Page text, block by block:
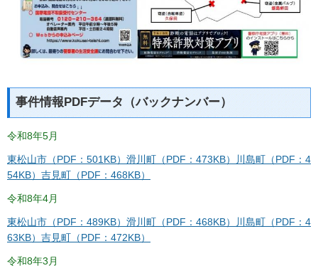
事件情報PDFデータ（バックナンバー）
令和8年5月
東松山市（PDF：501KB） 滑川町（PDF：473KB）
川島町（PDF：4
54KB） 吉見町（PDF：468KB）
令和8年4月
東松山市（PDF：489KB） 滑川町（PDF：468KB）
川島町（PDF：4
63KB） 吉見町（PDF：472KB）
令和8年3月